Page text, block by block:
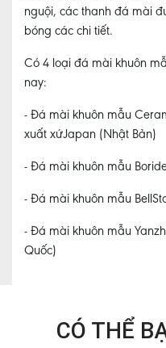
nguội, các thanh đá mài
bóng các chi tiết.
Có 4 loại đá mài khuôn
nay:
- Đá mài khuôn mẫu
xuất xứJapan (Nhật Bản)
- Đá mài khuôn mẫu
- Đá mài khuôn mẫu
- Đá mài khuôn mẫu
Quốc)
CÓ THỂ